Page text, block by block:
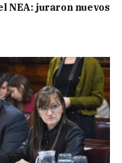
NEA: juraron nuevos